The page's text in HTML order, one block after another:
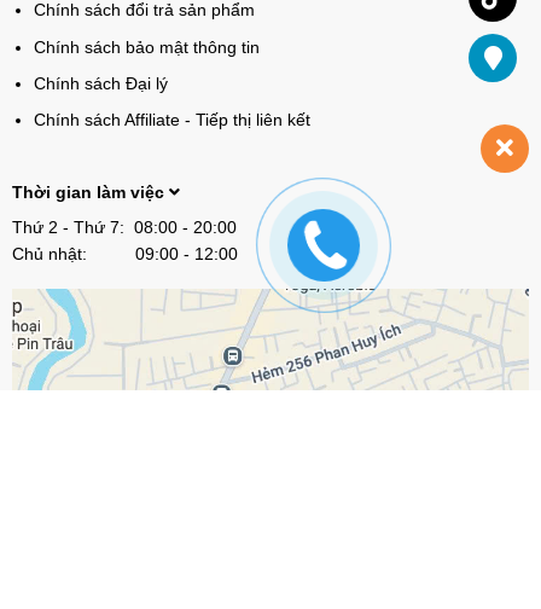
Chính sách đổi trả sản phẩm
Chính sách bảo mật thông tin
Chính sách Đại lý
Chính sách Affiliate - Tiếp thị liên kết
Thời gian làm việc
Thứ 2 - Thứ 7: 08:00 - 20:00
Chủ nhật: 09:00 - 12:00